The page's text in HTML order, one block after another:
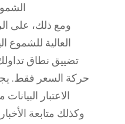
ومع ذلك، على
العالية للشموع
تضييق نطاق
حركة السعر فقط.
الاعتبار
وكذلك متابعة